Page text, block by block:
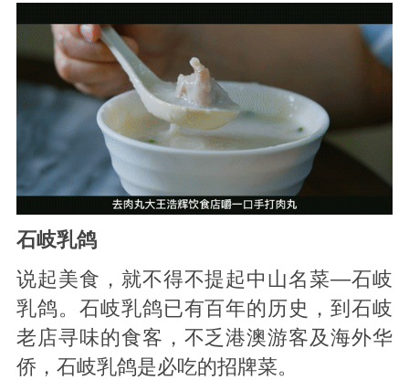
石岐乳鸽
说起美食，就不得不提起中山名菜—石岐
乳鸽。石岐乳鸽已有百年的历史，到石岐
老店寻味的食客，不乏港澳游客及海外华
侨，石岐乳鸽是必吃的招牌菜。